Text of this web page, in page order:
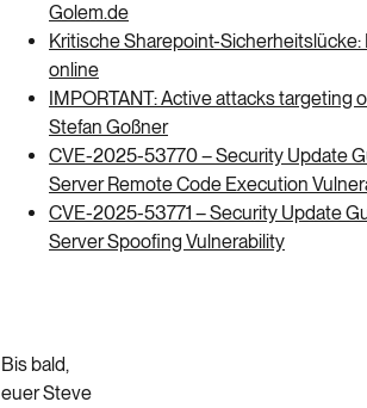
Golem.de
Kritische Sharepoint-Sicherheitslücke:
online
IMPORTANT: Active attacks
Stefan Goßner
CVE-2025-53770 – Security Update
Server Remote Code Execution
CVE-2025-53771 – Security Update
Server Spoofing Vulnerability
Bis bald,
euer Steve